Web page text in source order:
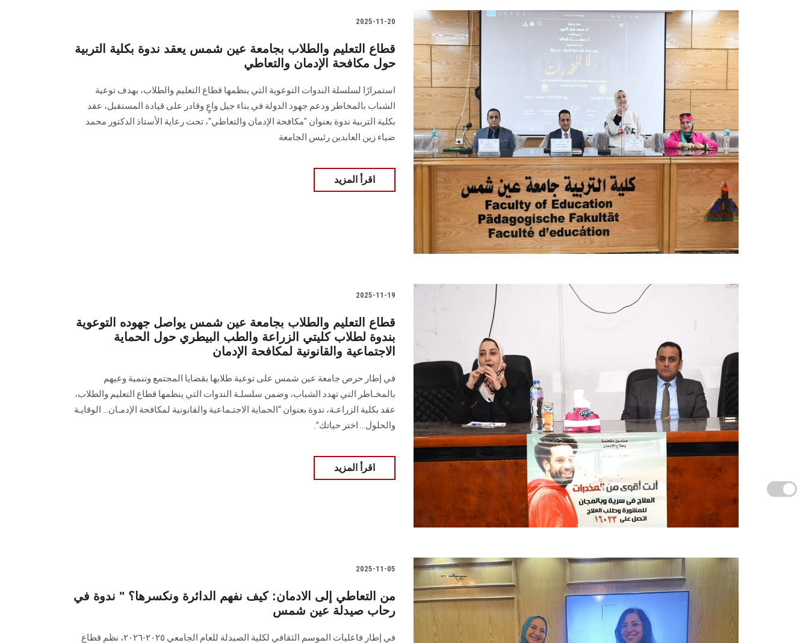
2025-11-20
قطاع التعليم والطلاب بجامعة عين شمس يعقد ندوة بكلية التربية
حول مكافحة الإدمان والتعاطي
استمرارًا لسلسلة الندوات التوعوية التي ينظمها قطاع التعليم والطلاب، بهدف توعية
الشباب بالمخاطر ودعم جهود الدولة في بناء جيل واعٍ وقادر على قيادة المستقبل، عقد
بكلية التربية ندوة بعنوان "مكافحة الإدمان والتعاطي"، تحت رعاية الأستاذ الدكتور محمد
ضياء زين العابدين رئيس الجامعة
اقرأ المزيد
2025-11-19
قطاع التعليم والطلاب بجامعة عين شمس يواصل جهوده التوعوية
بندوة لطلاب كليتي الزراعة والطب البيطري حول الحماية
الاجتماعية والقانونية لمكافحة الإدمان
في إطار حرص جامعة عين شمس على توعية طلابها بقضايا المجتمع وتنمية وعيهم
بالمخـاطر التي تهدد الشباب، وضمن سلسلـة الندوات التي ينظمها قطاع التعليم والطلاب،
عقد بكلية الزراعـة، ندوة بعنوان “الحماية الاجتـماعية والقانونية لمكافحة الإدمـان… الوقايـة
والحلول… اختر حياتك”.
اقرأ المزيد
2025-11-05
من التعاطي إلى الادمان: كيف نفهم الدائرة ونكسرها؟ " ندوة في
رحاب صيدلة عين شمس
في إطار فاعليات الموسم الثقافي لكلية الصيدلة للعام الجامعي ٢٠٢٥-٢٠٢٦، نظم قطاع